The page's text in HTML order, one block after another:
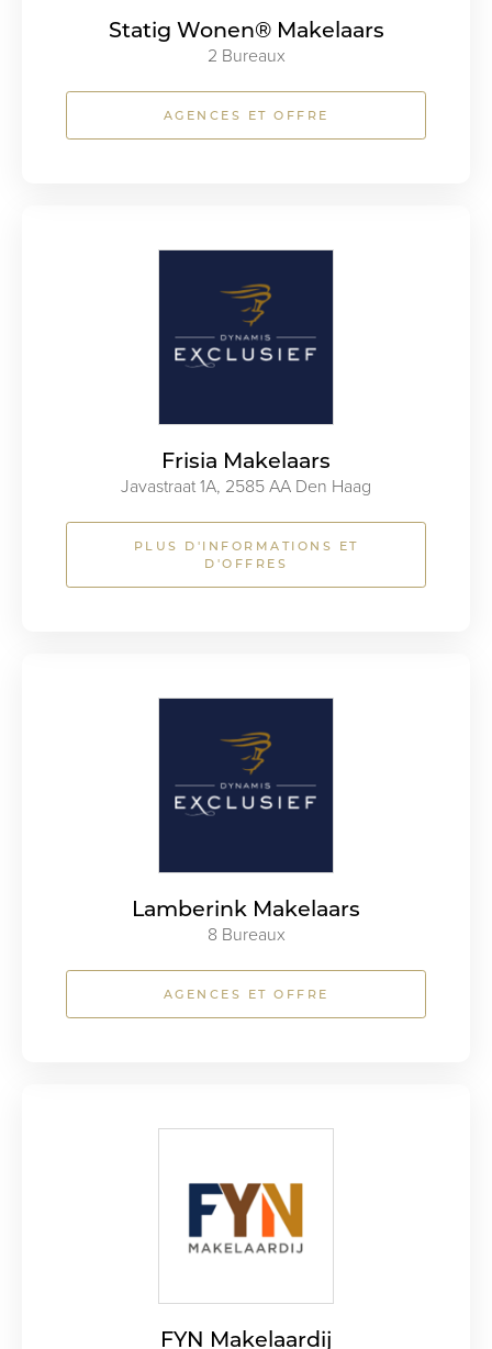
Statig Wonen® Makelaars
2 Bureaux
AGENCES ET OFFRE
Frisia Makelaars
Javastraat 1A, 2585 AA Den Haag
PLUS D'INFORMATIONS ET
D'OFFRES
Lamberink Makelaars
8 Bureaux
AGENCES ET OFFRE
FYN Makelaardij